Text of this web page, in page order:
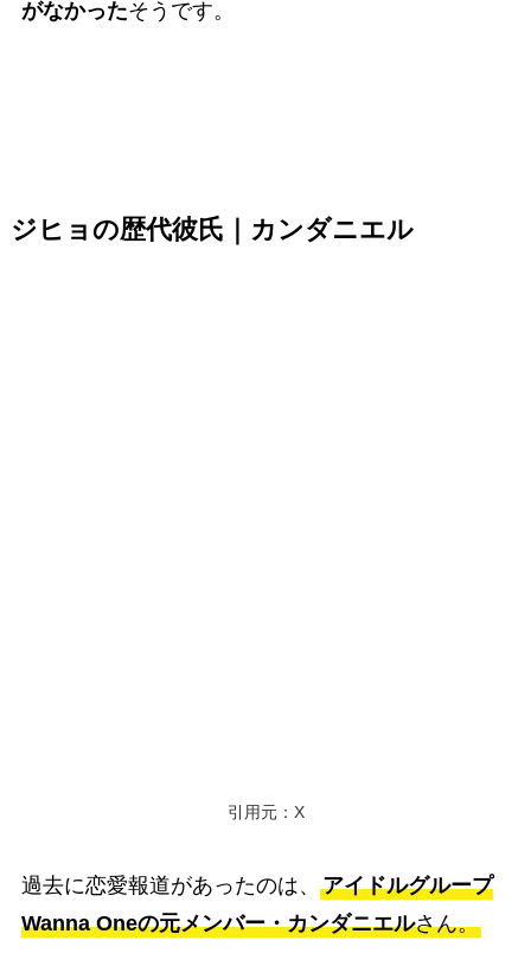
がなかったそうです。
ジヒョの歴代彼氏｜カンダニエル
引用元：X
過去に恋愛報道があったのは、 アイドルグループ
Wanna Oneの元メンバー・カンダニエルさん。